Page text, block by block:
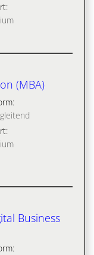
(MBA)
Business